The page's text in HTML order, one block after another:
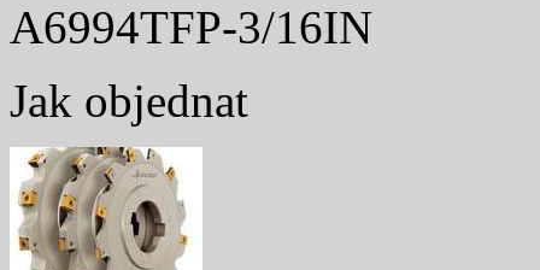
A6994TFP-3/16IN
Jak objednat